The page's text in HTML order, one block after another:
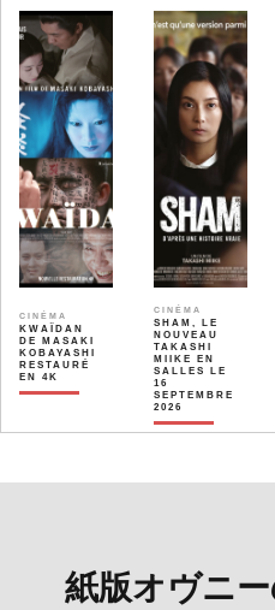
CINÉMA
KWAÏDAN
DE MASAKI
KOBAYASHI
RESTAURÉ
EN 4K
CINÉMA
SHAM, LE
NOUVEAU
TAKASHI
MIIKE EN
SALLES LE
16
SEPTEMBRE
2026
紙版オヴニ